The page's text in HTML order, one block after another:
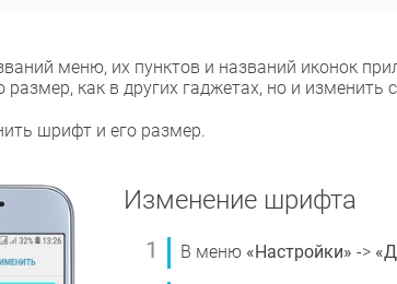
меню, их пунктов и названий иконок
размер, как в других гаджетах, но и изменить
шрифт и его размер.
Изменение шрифта
В меню «Настройки» ->